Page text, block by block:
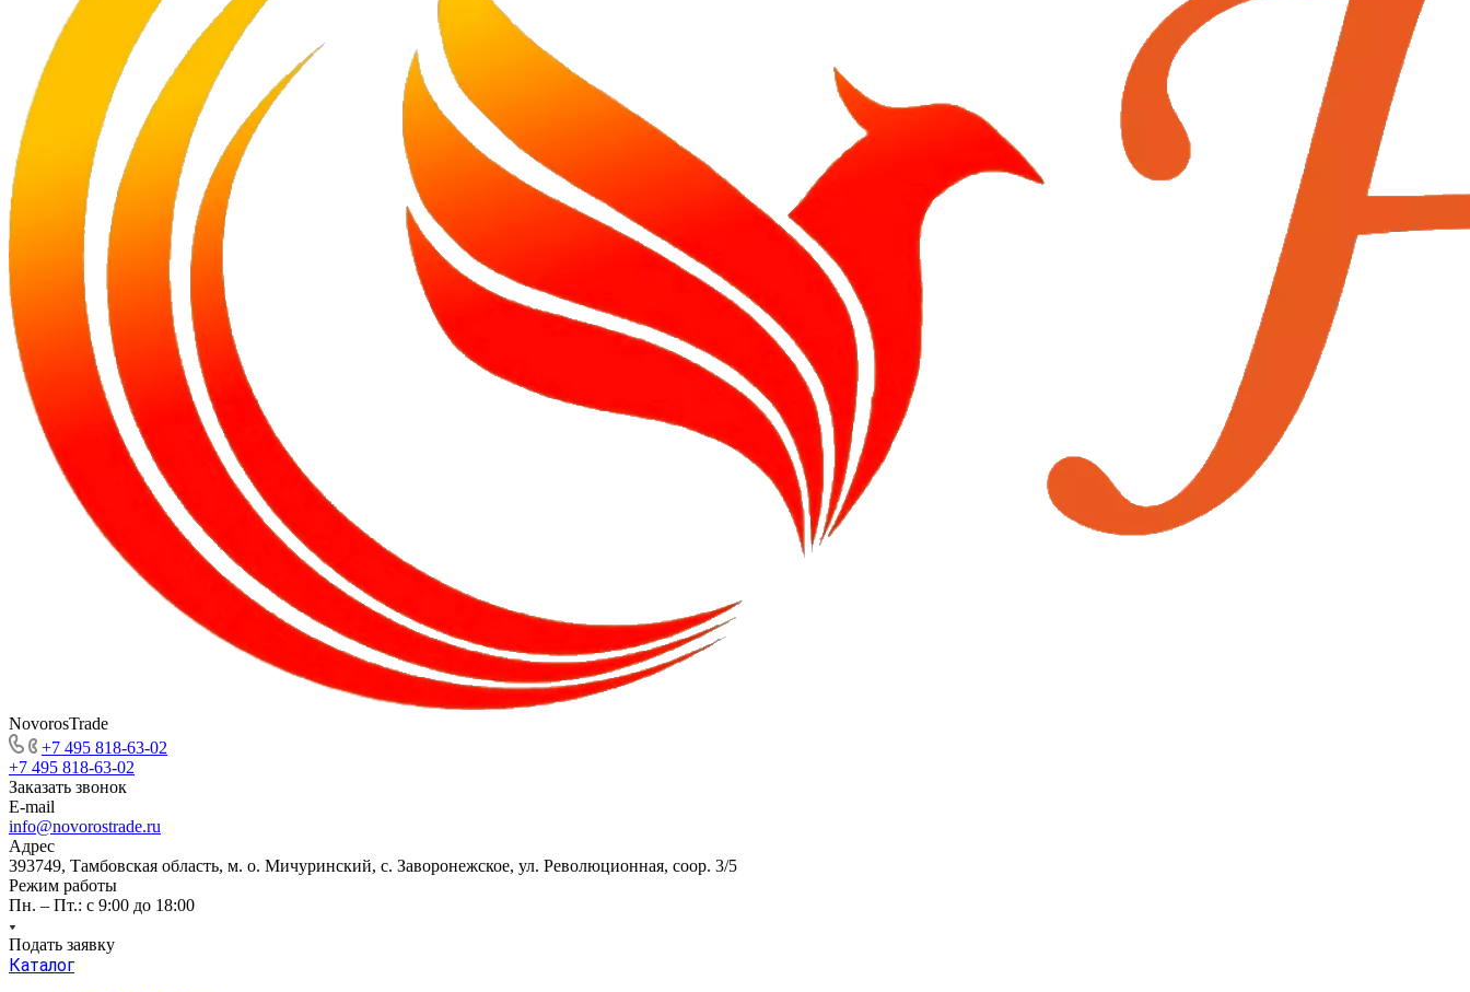
NovorosTrade
+7 495 818-63-02
+7 495 818-63-02
Заказать звонок
E-mail
info@novorostrade.ru
Адрес
393749, Тамбовская область, м. о. Мичуринский, с. Заворонежское, ул. Революционная, соор. 3/5
Режим работы
Пн. – Пт.: с 9:00 до 18:00
Подать заявку
Каталог